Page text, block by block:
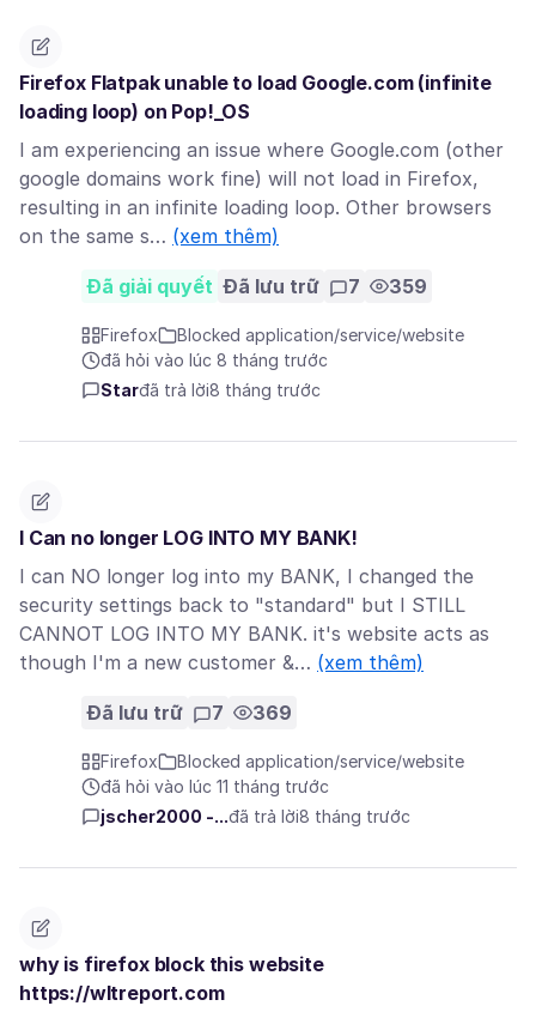
Firefox Flatpak unable to load Google.com (infinite
loading loop) on Pop!_OS
I am experiencing an issue where Google.com (other
google domains work fine) will not load in Firefox,
resulting in an infinite loading loop. Other browsers
on the same s… (xem thêm)
Đã giải quyết Đã lưu trữ 7 359
Firefox
Blocked application/service/website
đã hỏi vào lúc 8 tháng trước
Starđã trả lời8 tháng trước
I Can no longer LOG INTO MY BANK!
I can NO longer log into my BANK, I changed the
security settings back to "standard" but I STILL
CANNOT LOG INTO MY BANK. it's website acts as
though I'm a new customer &… (xem thêm)
Đã lưu trữ 7 369
Firefox
Blocked application/service/website
đã hỏi vào lúc 11 tháng trước
jscher2000 -...đã trả lời8 tháng trước
why is firefox block this website
https://wltreport.com